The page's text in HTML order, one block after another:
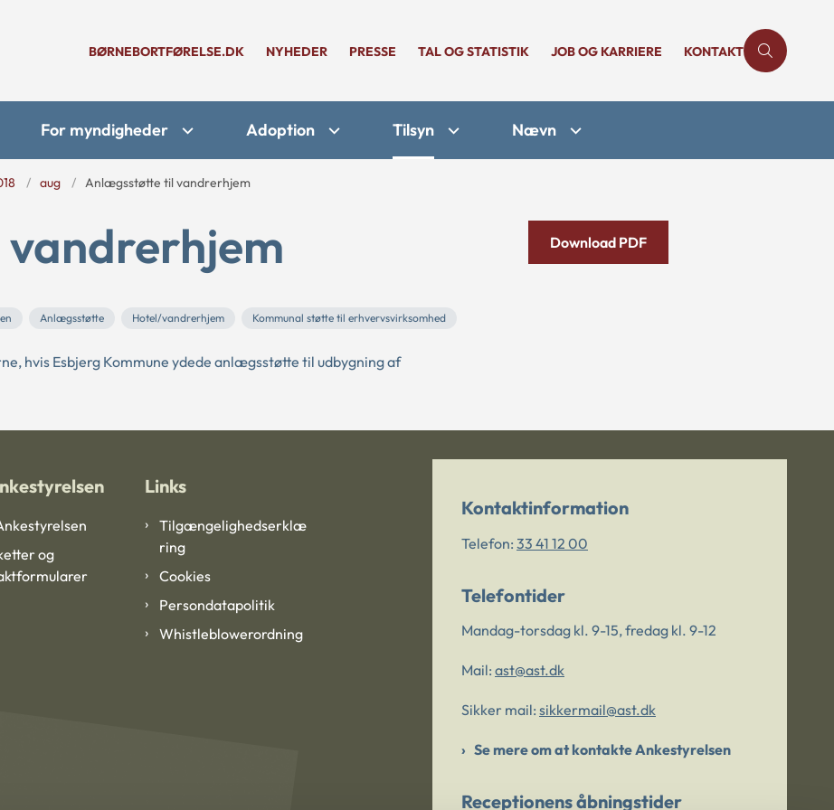
BØRNEBORTFØRELSE.DK NYHEDER PRESSE TAL OG STATISTIK JOB OG KARRIERE KONTAKT
For myndigheder Adoption Tilsyn Nævn
aug Anlægsstøtte til vandrerhjem
Anlægsstøtte Hotel/vandrerhjem Kommunal støtte til erhvervsvirksomhed
hvis Esbjerg Kommune ydede anlægsstøtte til udbygning af
Download PDF
og
Links
Tilgængelighedserklæ
ring
Cookies
Persondatapolitik
Whistleblowerordning
Kontaktinformation
Telefon: 33 41 12 00
Telefontider
Mandag-torsdag kl. 9-15, fredag kl. 9-12
Mail: ast@ast.dk
Sikker mail: sikkermail@ast.dk
Se mere om at kontakte Ankestyrelsen
Receptionens åbningstider